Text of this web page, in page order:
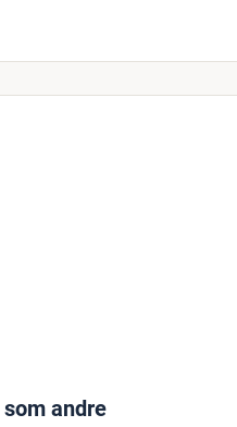
andre